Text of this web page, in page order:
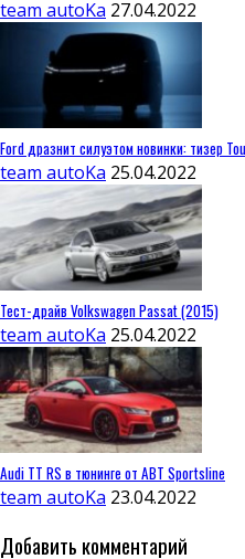
team autoKa 27.04.2022
Ford дразнит силуэтом новинки: тизер
team autoKa 25.04.2022
Тест-драйв Volkswagen Passat (2015)
team autoKa 25.04.2022
Audi TT RS в тюнинге от ABT Sportsline
team autoKa 23.04.2022
Добавить комментарий